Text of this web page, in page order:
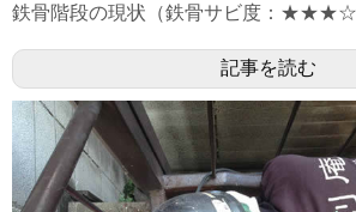
鉄骨階段の現状（鉄骨サビ度：
記事を読む